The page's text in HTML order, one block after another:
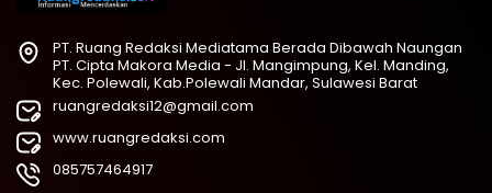
PT. Ruang Redaksi Mediatama Berada Dibawah Naungan
PT. Cipta Makora Media - Jl. Mangimpung, Kel. Manding,
Kec. Polewali, Kab.Polewali Mandar, Sulawesi Barat
ruangredaksi12@gmail.com
www.ruangredaksi.com
085757464917